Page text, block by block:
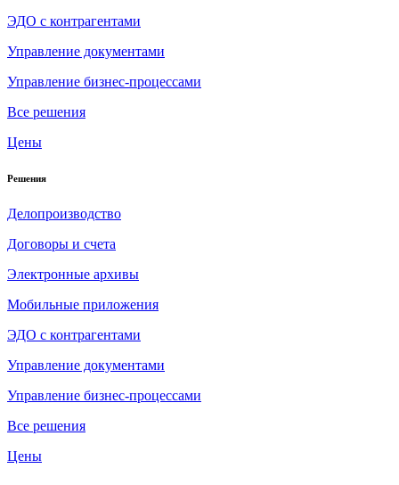
ЭДО с контрагентами
Управление документами
Управление бизнес-процессами
Все решения
Цены
Решения
Делопроизводство
Договоры и счета
Электронные архивы
Мобильные приложения
ЭДО с контрагентами
Управление документами
Управление бизнес-процессами
Все решения
Цены